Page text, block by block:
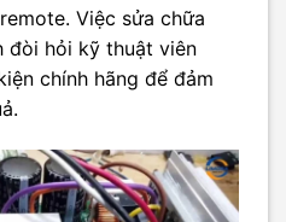
Việc sửa chữa
đòi hỏi kỹ thuật viên
chính hãng để đảm